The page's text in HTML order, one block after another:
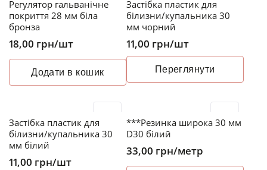
Регулятор гальванічне
покриття 28 мм біла
бронза
18,00 грн/шт
Додати в кошик
Застібка пластик для
білизни/купальника 30
мм чорний
11,00 грн/шт
Переглянути
Застібка пластик для
білизни/купальника 30
мм білий
11,00 грн/шт
***Резинка широка 30 мм
D30 білий
33,00 грн/метр